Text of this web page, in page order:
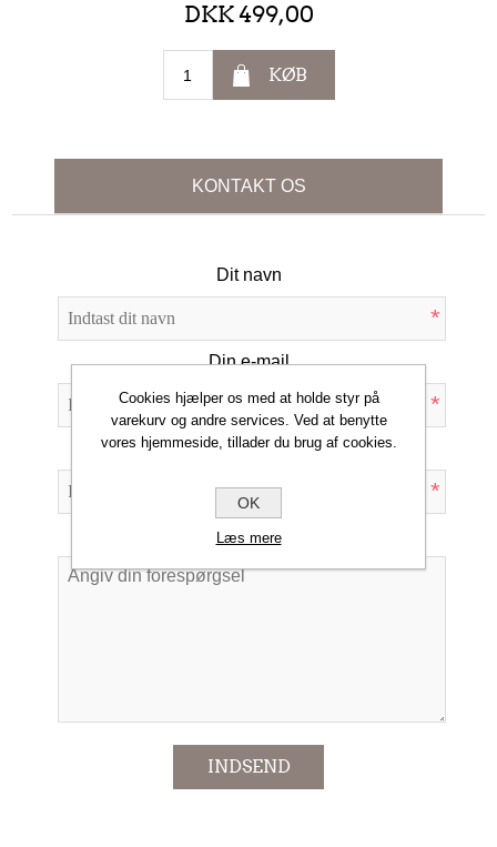
DKK 499,00
KØB
KONTAKT OS
Dit navn
*
Din e-mail
*
Emne:
*
Forespørgsel
INDSEND
Cookies hjælper os med at holde styr på
varekurv og andre services. Ved at benytte
vores hjemmeside, tillader du brug af cookies.
OK
Læs mere